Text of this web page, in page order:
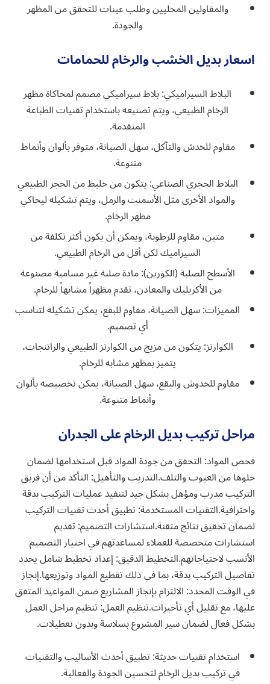
والمقاولين المحليين وطلب عينات للتحقق من المظهر
والجودة.
اسعار بديل الخشب والرخام للحمامات
البلاط السيراميكي: بلاط سيراميكي مصمم لمحاكاة مظهر
الرخام الطبيعي، ويتم تصنيعه باستخدام تقنيات الطباعة
المتقدمة.
مقاوم للخدش والتآكل، سهل الصيانة، متوفر بألوان وأنماط
متنوعة.
البلاط الحجري الصناعي: يتكون من خليط من الحجر الطبيعي
والمواد الأخرى مثل الأسمنت والرمل، ويتم تشكيله ليحاكي
مظهر الرخام.
متين، مقاوم للرطوبة، ويمكن أن يكون أكثر تكلفة من
السيراميك لكن أقل من الرخام الطبيعي.
الأسطح الصلبة (الكورين): مادة صلبة غير مسامية مصنوعة
من الأكريليك والمعادن، تقدم مظهراً مشابهاً للرخام.
المميزات: سهل الصيانة، مقاوم للبقع، يمكن تشكيله لتناسب
أي تصميم.
الكوارتز: يتكون من مزيج من الكوارتز الطبيعي والراتنجات،
يتميز بمظهر مشابه للرخام.
مقاوم للخدوش والبقع، سهل الصيانة، يمكن تخصيصه بألوان
وأنماط متنوعة.
مراحل تركيب بديل الرخام على الجدران
فحص المواد: التحقق من جودة المواد قبل استخدامها لضمان
خلوها من العيوب والتلف.التدريب والتأهيل: التأكد من أن فريق
التركيب مدرب ومؤهل بشكل جيد لتنفيذ عمليات التركيب بدقة
واحترافية.التقنيات المستخدمة: تطبيق أحدث تقنيات التركيب
لضمان تحقيق نتائج متقنة.استشارات التصميم: تقديم
استشارات متخصصة للعملاء لمساعدتهم في اختيار التصميم
الأنسب لاحتياجاتهم.التخطيط الدقيق: إعداد تخطيط شامل يحدد
تفاصيل التركيب بدقة، بما في ذلك تقطيع المواد وتوزيعها.إنجاز
في الوقت المحدد: الالتزام بإنجاز المشاريع ضمن المواعيد المتفق
عليها، مع تقليل أي تأخيرات.تنظيم العمل: تنظيم مراحل العمل
بشكل فعال لضمان سير المشروع بسلاسة وبدون تعطيلات.
استخدام تقنيات حديثة: تطبيق أحدث الأساليب والتقنيات
في تركيب بديل الرخام لتحسين الجودة والفعالية.